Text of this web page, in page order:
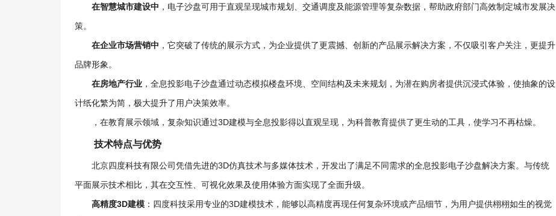
在智慧城市建设中 ，电子沙盘可用于直观呈现城市规划、交通调度及能源管理等复杂数据，帮助政府部门高效制定城市发展决
策。
在企业市场营销中 ，它突破了传统的展示方式，为企业提供了更震撼、创新的产品展示解决方案，不仅吸引客户关注，更提升
品牌形象。
在房地产行业，全息投影电子沙盘通过动态模拟楼盘环境、空间结构及未来规划，为潜在购房者提供沉浸式体验，使抽象的设
计纸化繁为简，极大提升了用户决策效率。
，在教育展示领域，复杂知识通过3D建模与全息投影得以直观呈现，为科普教育提供了更生动的工具，使学习不再枯燥。
技术特点与优势
北京四度科技有限公司凭借先进的3D仿真技术与多媒体技术，开发出了满足不同需求的全息投影电子沙盘解决方案。与传统
平面展示技术相比，其在交互性、可视化效果及使用体验方面实现了全面升级。
高精度3D建模：四度科技采用专业的3D建模技术，能够以高精度再现任何复杂环境或产品细节，为用户提供栩栩如生的视觉